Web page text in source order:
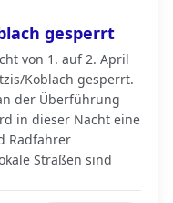
gesperrt
von 1. auf 2. April
Koblach gesperrt.
der Überführung
in dieser Nacht eine
Radfahrer
Straßen sind